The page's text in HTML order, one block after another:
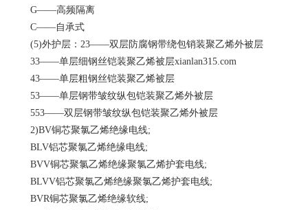
G——高频隔离
C——自承式
(5)外护层：23——双层防腐钢带绕包销装聚乙烯外被层
33——单层细钢丝铠装聚乙烯被层xianlan315.com
43——单层粗钢丝铠装聚乙烯被层
53——单层钢带皱纹纵包铠装聚乙烯外被层
553——双层钢带皱纹纵包铠装聚乙烯外被层
2)BV铜芯聚氯乙烯绝缘电线;
BLV铝芯聚氯乙烯绝缘电线;
BVV铜芯聚氯乙烯绝缘聚氯乙烯护套电线;
BLVV铝芯聚氯乙烯绝缘聚氯乙烯护套电线;
BVR铜芯聚氯乙烯绝缘软线;